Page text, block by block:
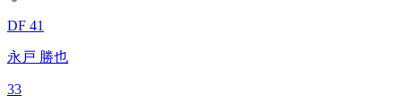
DF 41
永戸 勝也
33